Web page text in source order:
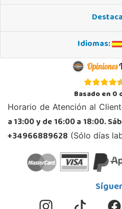
Parque comercial Plaza Nueva, Avenida Puerta
Lugo
CC As Termas, Av. Infanta Elena 213, Antiguo
Localizar Tienda
Idiomas:
Basado en0
Horario de Atención al
a 13:00 y de 16:00 a 18:00.
+34966889628 (Sólo días